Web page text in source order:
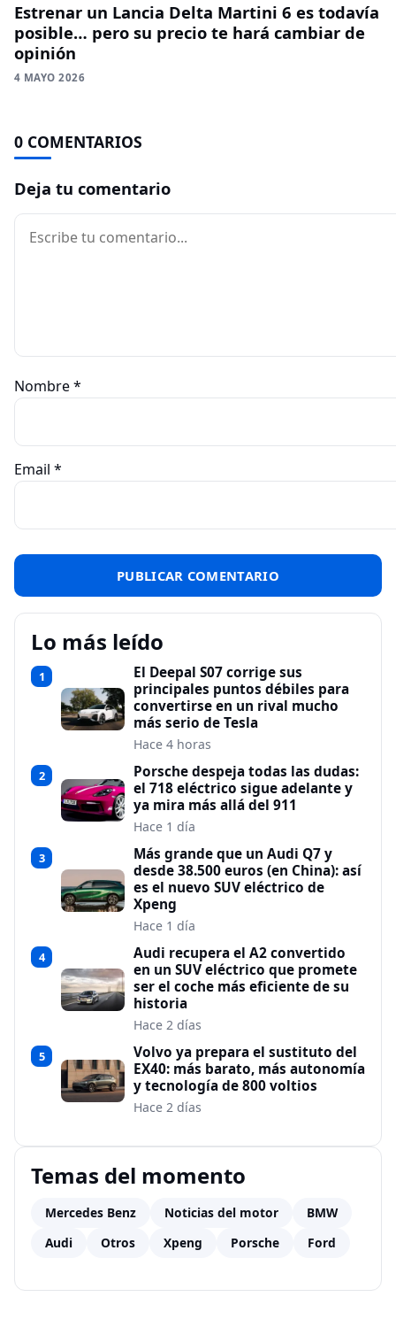
Estrenar un Lancia Delta Martini 6 es todavía
posible… pero su precio te hará cambiar de
opinión
4 MAYO 2026
0 COMENTARIOS
Deja tu comentario
Comentario
Nombre*
Email *
Lo más leído
1
El Deepal S07 corrige sus
principales puntos débiles para
convertirse en un rival mucho
más serio de Tesla
Hace 4 horas
2
Porsche despeja todas las dudas:
el 718 eléctrico sigue adelante y
ya mira más allá del 911
Hace 1 día
3
Más grande que un Audi Q7 y
desde 38.500 euros (en China): así
es el nuevo SUV eléctrico de
Xpeng
Hace 1 día
4
Audi recupera el A2 convertido
en un SUV eléctrico que promete
ser el coche más eficiente de su
historia
Hace 2 días
5
Volvo ya prepara el sustituto del
EX40: más barato, más autonomía
y tecnología de 800 voltios
Hace 2 días
Temas del momento
Mercedes Benz Noticias del motor
BMW
Audi
Otros Xpeng Porsche Ford